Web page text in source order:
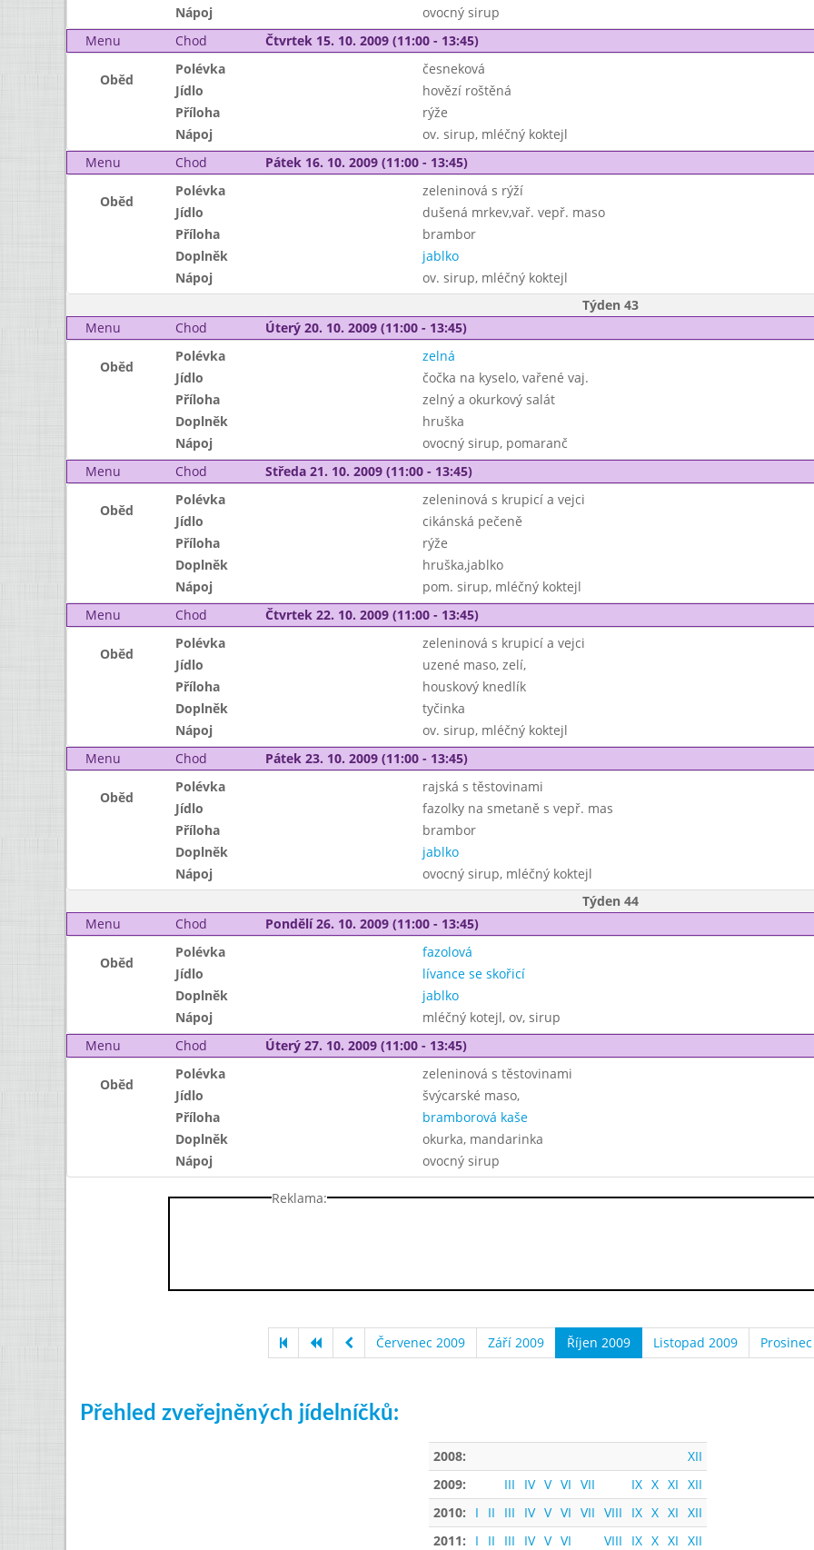
Nápoj
ovocný sirup
Menu
Chod Čtvrtek 15. 10. 2009 (11:00 - 13:45)
Oběd
Polévka
česneková
Jídlo
hovězí roštěná
Příloha
rýže
Nápoj
ov. sirup, mléčný koktejl
Menu
Chod Pátek 16. 10. 2009 (11:00 - 13:45)
Oběd
Polévka
zeleninová s rýží
Jídlo
dušená mrkev,vař. vepř. maso
Příloha
brambor
Doplněk
jablko
Nápoj
ov. sirup, mléčný koktejl
Týden 43
Menu
Chod Úterý 20. 10. 2009 (11:00 - 13:45)
Oběd
Polévka
zelná
Jídlo
čočka na kyselo, vařené vaj.
Příloha
zelný a okurkový salát
Doplněk
hruška
Nápoj
ovocný sirup, pomaranč
Menu
Chod Středa 21. 10. 2009 (11:00 - 13:45)
Oběd
Polévka
zeleninová s krupicí a vejci
Jídlo
cikánská pečeně
Příloha
rýže
Doplněk
hruška,jablko
Nápoj
pom. sirup, mléčný koktejl
Menu
Chod Čtvrtek 22. 10. 2009 (11:00 - 13:45)
Oběd
Polévka
zeleninová s krupicí a vejci
Jídlo
uzené maso, zelí,
Příloha
houskový knedlík
Doplněk
tyčinka
Nápoj
ov. sirup, mléčný koktejl
Menu
Chod Pátek 23. 10. 2009 (11:00 - 13:45)
Oběd
Polévka
rajská s těstovinami
Jídlo
fazolky na smetaně s vepř. mas
Příloha
brambor
Doplněk
jablko
Nápoj
ovocný sirup, mléčný koktejl
Týden 44
Menu
Chod Pondělí 26. 10. 2009 (11:00 - 13:45)
Oběd
Polévka
fazolová
Jídlo
lívance se skořicí
Doplněk
jablko
Nápoj
mléčný kotejl, ov, sirup
Menu
Chod Úterý 27. 10. 2009 (11:00 - 13:45)
Oběd
Polévka
zeleninová s těstovinami
Jídlo
švýcarské maso,
Příloha
bramborová kaše
Doplněk
okurka, mandarinka
Nápoj
ovocný sirup
Reklama:
Červenec 2009 Září 2009 Říjen 2009 Listopad 2009
Přehled zveřejněných jídelníčků:
2008:
XII
2009:
III IV V VI VII IX X XI XII
2010:
I II III IV V VI VII VIII IX X XI XII
2011:
I II III IV V VI VIII IX X XI XII